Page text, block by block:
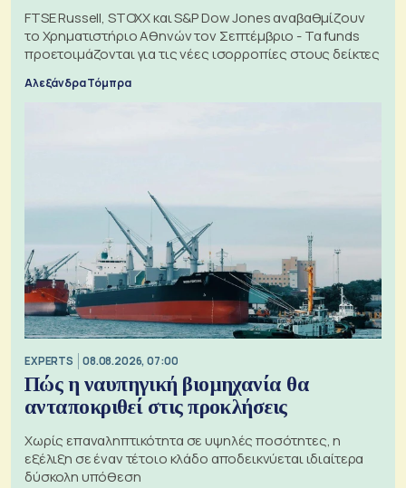
FTSE Russell, STOXX και S&P Dow Jones αναβαθμίζουν
το Χρηματιστήριο Αθηνών τον Σεπτέμβριο - Τα funds
προετοιμάζονται για τις νέες ισορροπίες στους δείκτες
Αλεξάνδρα Τόμπρα
EXPERTS 08.08.2026, 07:00
Πώς η ναυπηγική βιομηχανία θα
ανταποκριθεί στις προκλήσεις
Χωρίς επαναληπτικότητα σε υψηλές ποσότητες, η
εξέλιξη σε έναν τέτοιο κλάδο αποδεικνύεται ιδιαίτερα
δύσκολη υπόθεση